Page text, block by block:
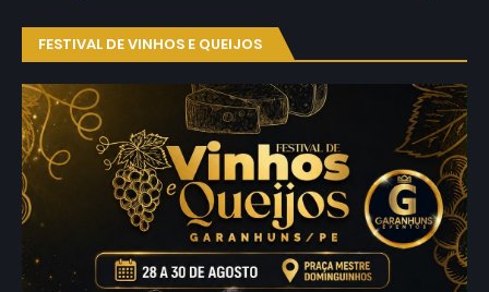
FESTIVAL DE VINHOS E QUEIJOS